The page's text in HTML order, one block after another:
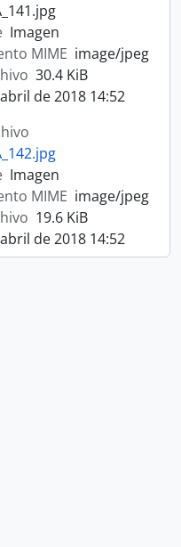
Imagen
MIME image/jpeg
30.4 KiB
de 2018 14:52
Imagen
MIME image/jpeg
19.6 KiB
de 2018 14:52